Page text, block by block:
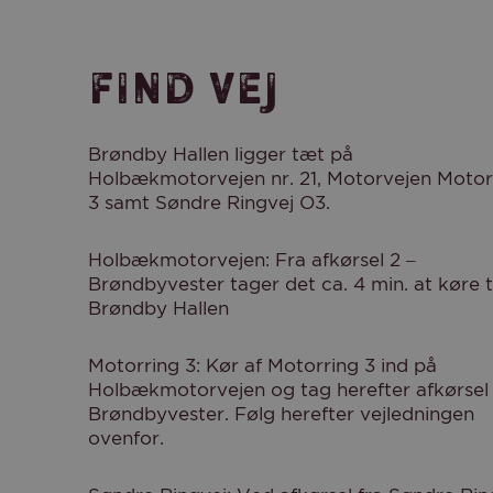
Find vej
Brøndby Hallen ligger tæt på
Holbækmotorvejen nr. 21, Motorvejen
3 samt Søndre Ringvej O3.
Holbækmotorvejen: Fra afkørsel 2 –
Brøndbyvester tager det ca. 4 min. at køre
Brøndby Hallen
Motorring 3: Kør af Motorring 3 ind på
Holbækmotorvejen og tag herefter afkørsel
Brøndbyvester. Følg herefter vejledningen
ovenfor.